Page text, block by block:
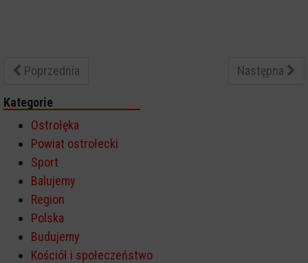
Poprzednia Następna
Kategorie
Ostrołęka
Powiat ostrołecki
Sport
Balujemy
Region
Polska
Budujemy
Kościół i społeczeństwo